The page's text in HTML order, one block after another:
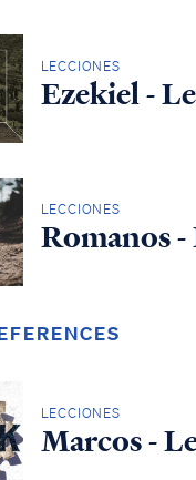
LECCIONES
Ezekiel -
LECCIONES
Romanos
LECCIONES
Marcos -